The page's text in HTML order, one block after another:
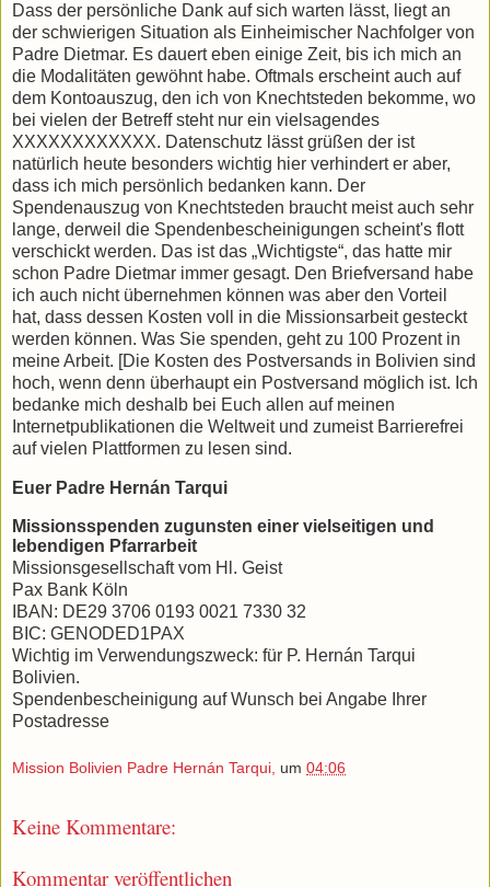
Dass der persönliche Dank auf sich warten lässt, liegt an
der schwierigen Situation als Einheimischer Nachfolger von
Padre Dietmar. Es dauert eben einige Zeit, bis ich mich an
die Modalitäten gewöhnt habe. Oftmals erscheint auch auf
dem Kontoauszug, den ich von Knechtsteden bekomme, wo
bei vielen der Betreff steht nur ein vielsagendes
XXXXXXXXXXXX. Datenschutz lässt grüßen der ist
natürlich heute besonders wichtig hier verhindert er aber,
dass ich mich persönlich bedanken kann. Der
Spendenauszug von Knechtsteden braucht meist auch sehr
lange, derweil die Spendenbescheinigungen scheint's flott
verschickt werden. Das ist das „Wichtigste“, das hatte mir
schon Padre Dietmar immer gesagt. Den Briefversand habe
ich auch nicht übernehmen können was aber den Vorteil
hat, dass dessen Kosten voll in die Missionsarbeit gesteckt
werden können. Was Sie spenden, geht zu 100 Prozent in
meine Arbeit. [Die Kosten des Postversands in Bolivien sind
hoch, wenn denn überhaupt ein Postversand möglich ist. Ich
bedanke mich deshalb bei Euch allen auf meinen
Internetpublikationen die Weltweit und zumeist Barrierefrei
auf vielen Plattformen zu lesen sind.
Euer Padre Hernán Tarqui
Missionsspenden zugunsten einer vielseitigen und
lebendigen Pfarrarbeit
Missionsgesellschaft vom Hl. Geist
Pax Bank Köln
IBAN: DE29 3706 0193 0021 7330 32
BIC: GENODED1PAX
Wichtig im Verwendungszweck: für P. Hernán Tarqui
Bolivien.
Spendenbescheinigung auf Wunsch bei Angabe Ihrer
Postadresse
Mission Bolivien Padre Hernán Tarqui, um 04:06
Keine Kommentare:
Kommentar veröffentlichen